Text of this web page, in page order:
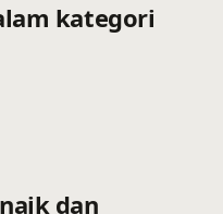
kategori
dan